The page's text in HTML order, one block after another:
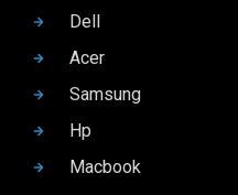
Dell
Acer
Samsung
Hp
Macbook